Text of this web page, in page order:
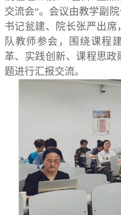
交流会”。会议由教学副
书记瓮建、院长张严出席
队教师参会，围绕课程
革、实践创新、课程思
题进行汇报交流。